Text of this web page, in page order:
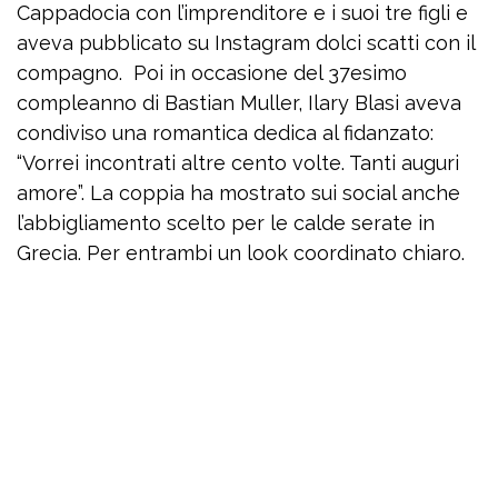
Cappadocia con l’imprenditore e i suoi tre figli e
aveva pubblicato su Instagram dolci scatti con il
compagno. Poi in occasione del 37esimo
compleanno di Bastian Muller, Ilary Blasi aveva
condiviso una romantica dedica al fidanzato:
“Vorrei incontrati altre cento volte. Tanti auguri
amore”. La coppia ha mostrato sui social anche
l’abbigliamento scelto per le calde serate in
Grecia. Per entrambi un look coordinato chiaro.